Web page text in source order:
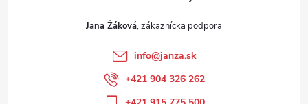
Jana Žáková
info@janza.sk
+421 904 326 262